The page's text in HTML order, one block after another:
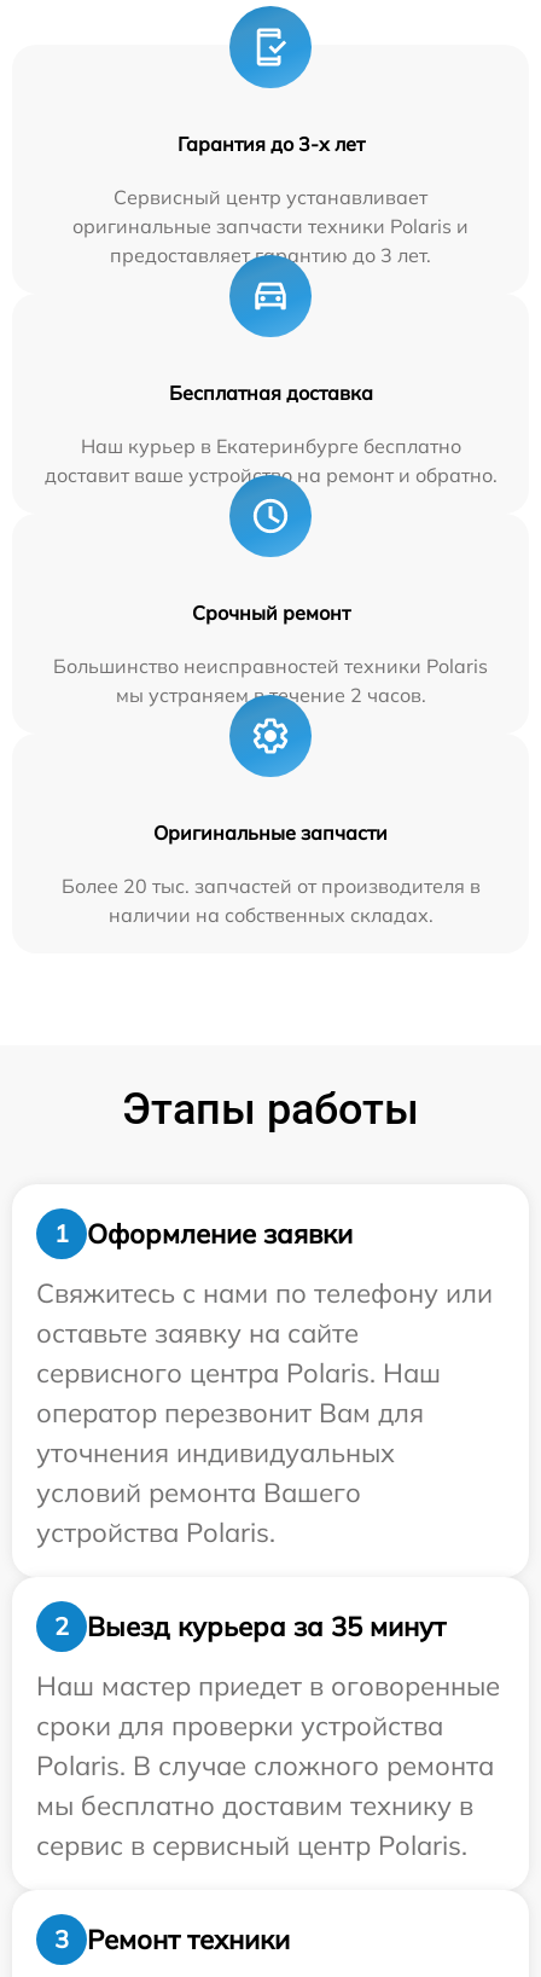
Гарантия до 3-х лет
Сервисный центр устанавливает
оригинальные запчасти техники Polaris и
предоставляет гарантию до 3 лет.
Бесплатная доставка
Наш курьер в Екатеринбурге бесплатно
доставит ваше устройство на ремонт и обратно.
Срочный ремонт
Большинство неисправностей техники Polaris
мы устраняем в течение 2 часов.
Оригинальные запчасти
Более 20 тыс. запчастей от производителя в
наличии на собственных складах.
Этапы работы
1
Оформление заявки
Свяжитесь с нами по телефону или
оставьте заявку на сайте
сервисного центра Polaris. Наш
оператор перезвонит Вам для
уточнения индивидуальных
условий ремонта Вашего
устройства Polaris.
2
Выезд курьера за 35 минут
Наш мастер приедет в оговоренные
сроки для проверки устройства
Polaris. В случае сложного ремонта
мы бесплатно доставим технику в
сервис в сервисный центр Polaris.
3 Ремонт техники